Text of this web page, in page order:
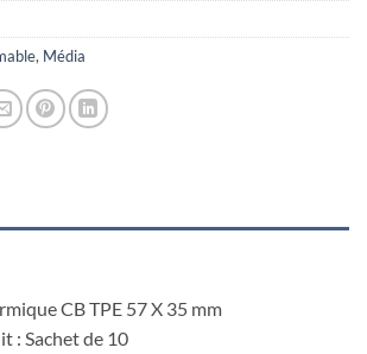
, Média
CB TPE 57 X 35 mm
: Sachet de 10